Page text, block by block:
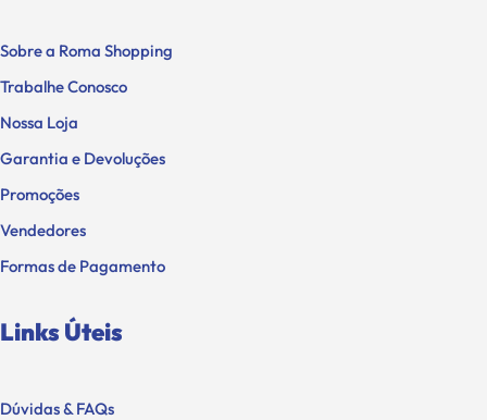
Sobre a Roma Shopping
Trabalhe Conosco
Nossa Loja
Garantia e Devoluções
Promoções
Vendedores
Formas de Pagamento
Links Úteis
Dúvidas & FAQs